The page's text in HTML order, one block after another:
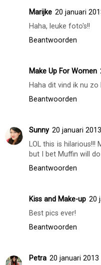
Marijke 20 januari
Haha, leuke foto's!!
Beantwoorden
Make Up For Women
Haha dit vind ik nu zo
Beantwoorden
Sunny 20 januari
LOL this is
but I bet Muffin will
Beantwoorden
Kiss and Make-up 20
Best pics ever!
Beantwoorden
Petra 20 januari